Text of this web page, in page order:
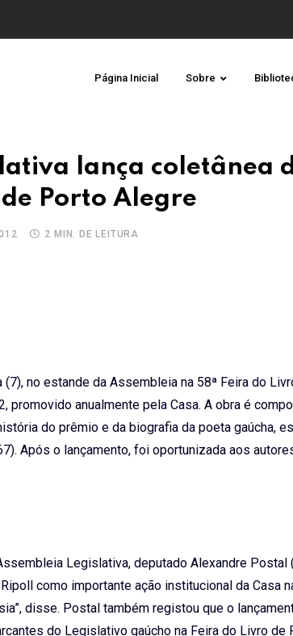
Página Inicial Sobre
lança coletânea
Porto Alegre
2 MIN. DE LEITURA
(7), no estande da Assembleia na 58ª Feira do
promovido anualmente pela Casa. A obra é
do prêmio e da biografia da poeta gaúcha,
Após o lançamento, foi oportunizada aos
Legislativa, deputado Alexandre Postal
como importante ação institucional da Casa
disse. Postal também registou que o
do Legislativo gaúcho na Feira do Livro de